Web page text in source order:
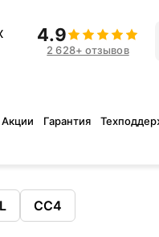
4.9
2 628+ отзывов
Акции Гарантия
CC4